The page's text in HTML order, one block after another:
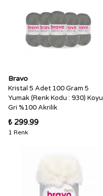
Bravo
Kristal 5 Adet 100 Gram 5
Yumak (Renk Kodu : 930) Koyu
Gri %100 Akrilik
₺ 299.99
1 Renk